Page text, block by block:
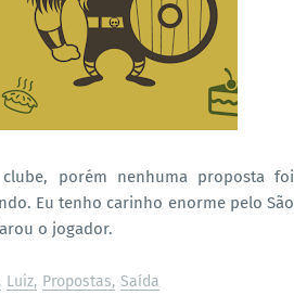
porém nenhuma proposta foi
Eu tenho carinho enorme pelo São
o jogador.
Luiz Propostas Saída